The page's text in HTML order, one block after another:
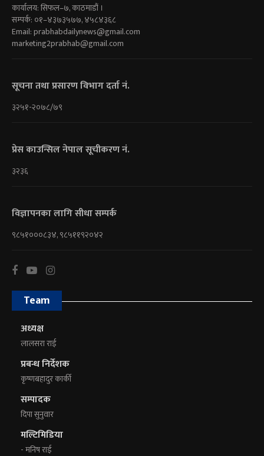
कार्यालय: सिफल–७, काठमाडौं ।
सम्पर्क: ०१–४३७३५७७, ४५८४३६८
Email:prabhabdailynews@gmail.com
marketing2prabhab@gmail.com
सूचना तथा प्रसारण विभाग दर्ता नं.
३२५१-२०७८/७९
प्रेस काउन्सिल नेपाल सूचीकरण नं.
३२३६
विज्ञापनका लागि सीधा सम्पर्क
९८५१०००८३४, ९८५११९२०४२
Team
अध्यक्ष
लालसरा राई
प्रबन्ध निर्देशक
कृष्णबहादुर कार्की
सम्पादक
दिपा सुनुवार
मल्टिमिडिया
- मनिष राई